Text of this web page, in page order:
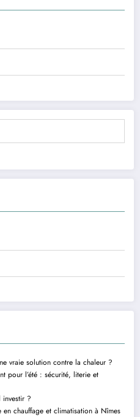
vraie solution contre la chaleur ?
pour l’été : sécurité, literie et
investir ?
chauffage et climatisation à Nîmes